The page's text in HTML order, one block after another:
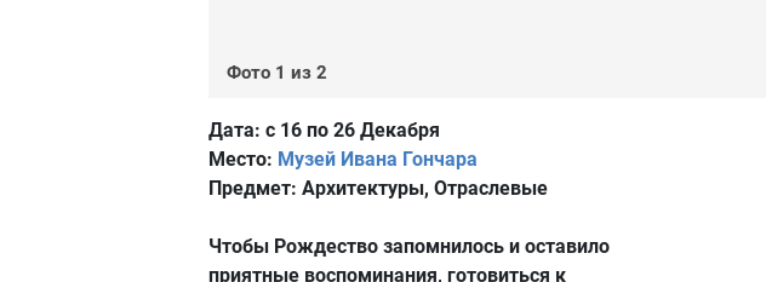
Фото 1 из 2
Дата: с 16 по 26 Декабря
Место: Музей Ивана Гончара
Предмет: Архитектуры, Отраслевые
Чтобы Рождество запомнилось и оставило
приятные воспоминания, готовиться к